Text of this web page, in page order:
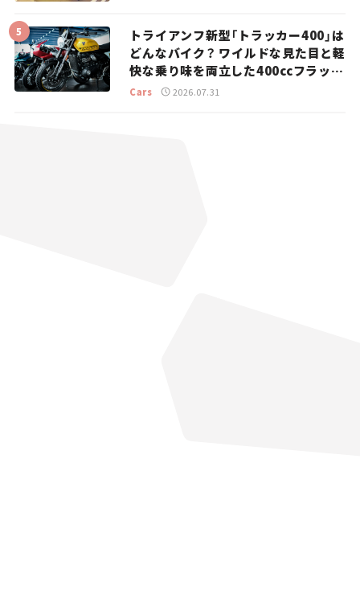
トライアンフ新型「トラッカー400」は
どんなバイク？ ワイルドな見た目と軽
快な乗り味を両立した400ccフラット
トラッカー【試乗レビュー】
Cars 2026.07.31